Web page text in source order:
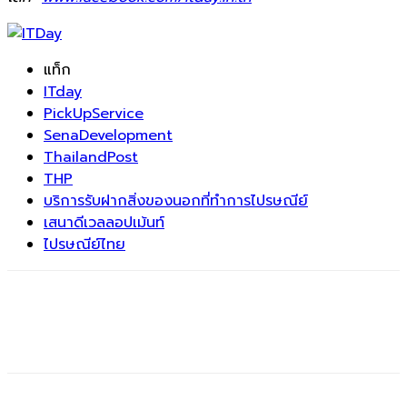
แท็ก
ITday
PickUpService
SenaDevelopment
ThailandPost
THP
บริการรับฝากสิ่งของนอกที่ทำการไปรษณีย์
เสนาดีเวลลอปเม้นท์
ไปรษณีย์ไทย